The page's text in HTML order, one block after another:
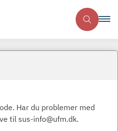
Har du problemer med
til sus-info@ufm.dk.